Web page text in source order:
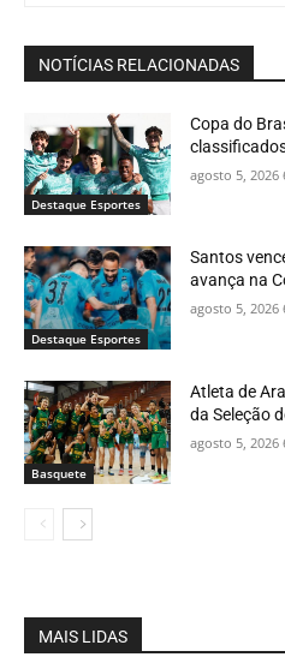
NOTÍCIAS RELACIONADAS
Destaque Esportes
Copa do
agosto 5, 2026
Destaque Esportes
Santos
avança na
agosto 5, 2026
Basquete
Atleta de
da Seleção
agosto 5, 2026
MAIS LIDAS